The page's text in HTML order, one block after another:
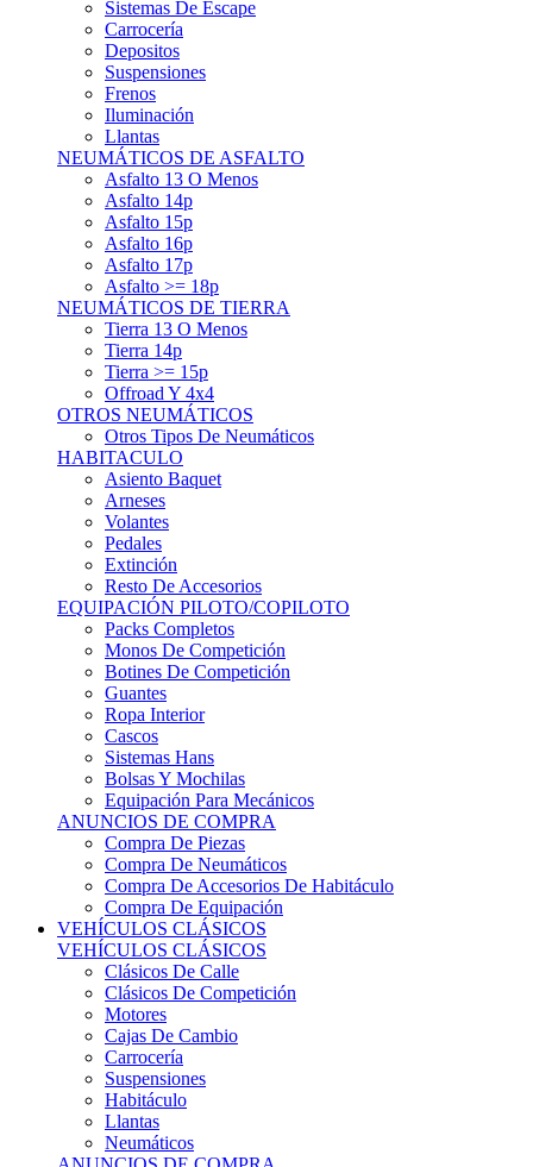
Tierra 14p
Tierra >= 15p
Offroad Y 4x4
OTROS NEUMÁTICOS
Otros Tipos De Neumáticos
HABITACULO
Asiento Baquet
Arneses
Volantes
Pedales
Extinción
Resto De Accesorios
EQUIPACIÓN PILOTO/COPILOTO
Packs Completos
Monos De Competición
Botines De Competición
Guantes
Ropa Interior
Cascos
Sistemas Hans
Bolsas Y Mochilas
Equipación Para Mecánicos
ANUNCIOS DE COMPRA
Compra De Piezas
Compra De Neumáticos
Compra De Accesorios De Habitáculo
Compra De Equipación
VEHÍCULOS CLÁSICOS
VEHÍCULOS CLÁSICOS
Clásicos De Calle
Clásicos De Competición
Motores
Cajas De Cambio
Carrocería
Suspensiones
Habitáculo
Llantas
Neumáticos
ANUNCIOS DE COMPRA
Compra De Competición
Compra De Calle
Compra De Piezas
KARTING
KARTING
Karts Completos Alevín
Karts Completos Cadete
Karts Completos Junior
Karts Completos Senior
Superkart
Karts Completos Hobbye
Remolques
PIEZAS Y EQUIPACIONES
Mecanica
Chasis Y Repuestos